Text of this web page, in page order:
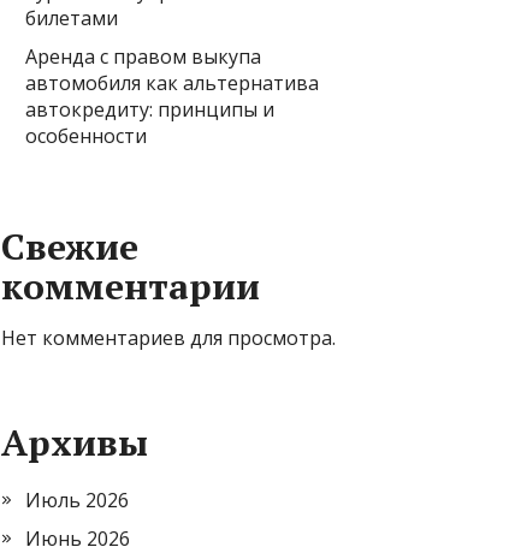
билетами
Аренда с правом выкупа
автомобиля как альтернатива
автокредиту: принципы и
особенности
Свежие
комментарии
Нет комментариев для просмотра.
Архивы
Июль 2026
Июнь 2026